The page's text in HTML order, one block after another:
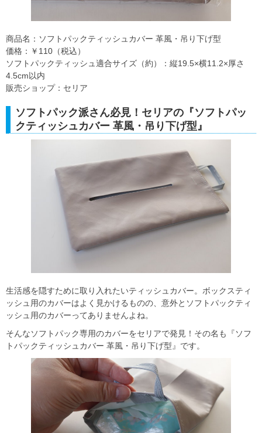
商品名：ソフトパックティッシュカバー 革風・吊り下げ型
価格：￥110（税込）
ソフトパックティッシュ適合サイズ（約）：縦19.5×横11.2×厚さ
4.5cm以内
販売ショップ：セリア
ソフトパック派さん必見！セリアの『ソフトパッ
クティッシュカバー 革風・吊り下げ型』
生活感を隠すために取り入れたいティッシュカバー。ボックスティ
ッシュ用のカバーはよく見かけるものの、意外とソフトパックティ
ッシュ用のカバーってありませんよね。
そんなソフトパック専用のカバーをセリアで発見！その名も『ソフ
トパックティッシュカバー 革風・吊り下げ型』です。